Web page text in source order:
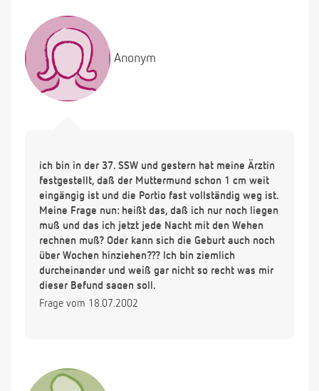
Anonym
ich bin in der 37. SSW und gestern hat meine Ärztin
festgestellt, daß der Muttermund schon 1 cm weit
eingängig ist und die Portio fast vollständig weg ist.
Meine Frage nun: heißt das, daß ich nur noch liegen
muß und das ich jetzt jede Nacht mit den Wehen
rechnen muß? Oder kann sich die Geburt auch noch
über Wochen hinziehen??? Ich bin ziemlich
durcheinander und weiß gar nicht so recht was mir
dieser Befund sagen soll.
Frage vom 18.07.2002